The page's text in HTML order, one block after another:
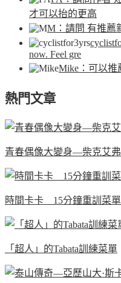
才可以抬的更高
M ：請問 有推
now. Feel gre
Mike ：可以
熱門文章
青春偶像大變身—柴克艾
時間卡卡 15分鐘重訓菜單
「超人」的Tabata訓練菜單